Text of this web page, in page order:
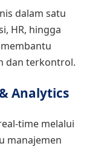
dalam satu
HR, hingga
dan terkontrol.
Analytics
time melalui
manajemen